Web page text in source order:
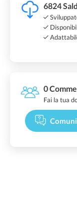
6824
0
Fai la tua